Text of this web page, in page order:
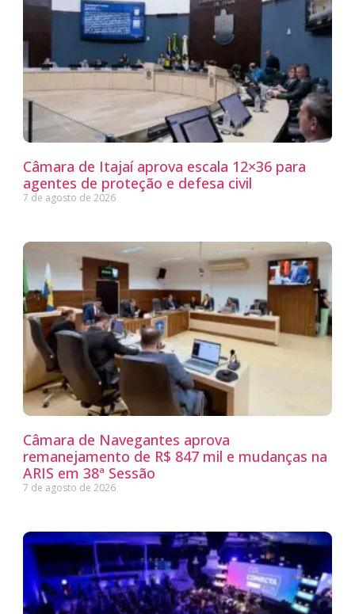
Câmara de Itajaí aprova escala 12×36 para
agentes de proteção e defesa civil
7 de agosto de 2026
Câmara de Navegantes aprova
remanejamento de R$ 847 mil e mudanças na
ARIS em 38ª Sessão
7 de agosto de 2026